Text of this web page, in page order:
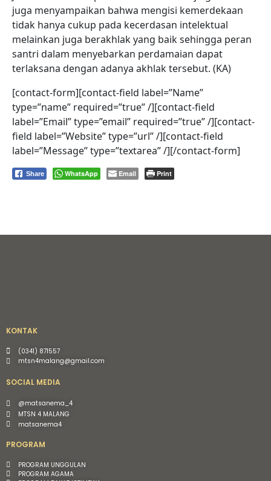
juga menyampaikan bahwa mengisi kemerdekaan
tidak hanya cukup pada kecerdasan intelektual
melainkan juga berakhlak yang baik sehingga peran
santri dalam menyebarkan perdamaian dapat
terlaksana dengan adanya akhlak tersebut. (KA)
[contact-form][contact-field label=”Name”
type=”name” required=”true” /][contact-field
label=”Email” type=”email” required=”true” /][contact-
field label=”Website” type=”url” /][contact-field
label=”Message” type=”textarea” /][/contact-form]
Share WhatsApp Email Print
KONTAK
(0341) 871557
mtsn4malang@gmail.com
SOCIAL MEDIA
@matsanema_4
MTSN 4 MALANG
matsanema4
PROGRAM
PROGRAM UNGGULAN
PROGRAM AGAMA